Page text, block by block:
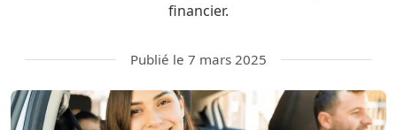
financier.
Publié le 7 mars 2025